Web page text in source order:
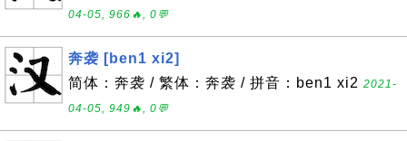
04-05, 966🔥, 0💬
奔袭 [ben1 xi2]
简体：奔袭 / 繁体：奔袭 / 拼音：ben1 xi2 2021-
04-05, 949🔥, 0💬